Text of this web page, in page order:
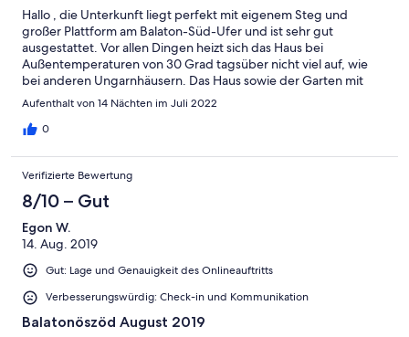
Hallo , die Unterkunft liegt perfekt mit eigenem Steg und
großer Plattform am Balaton-Süd-Ufer und ist sehr gut
ausgestattet. Vor allen Dingen heizt sich das Haus bei
Außentemperaturen von 30 Grad tagsüber nicht viel auf, wie
bei anderen Ungarnhäusern. Das Haus sowie der Garten mit
großer Außenterasse bietet viel Platz. Eine große Küche lädt
im Garten über einer Feuerstelle. Leider gibt es zu Fuss keine
man immer mit Autos anfahren. Ansonsten ist die Villa natürlich
sehr zu empfehlen. Herzlichen Dank an Andrea!!! A&M mit
Freunden
Aufenthalt von 14 Nächten im Juli 2022
0
Verifizierte Bewertung
8/10 – Gut
Egon W.
14. Aug. 2019
Gut: Lage und Genauigkeit des Onlineauftritts
Verbesserungswürdig: Check-in und Kommunikation
Balatonöszöd August 2019